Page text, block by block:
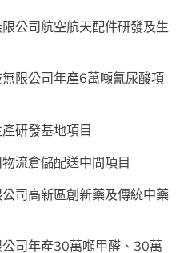
公司航空航天配件研發及生
限公司年產6萬噸氰尿酸項
研發基地項目
流倉儲配送中間項目
司高新區創新藥及傳統中藥
司年產30萬噸甲醛、30萬